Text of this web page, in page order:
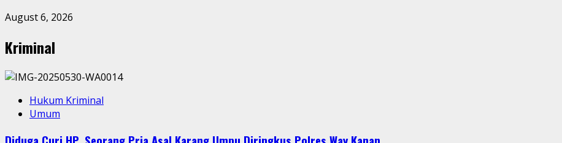
August 6, 2026
Kriminal
Hukum Kriminal
Umum